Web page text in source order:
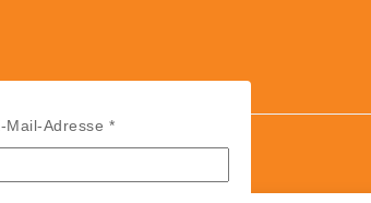
Mail-Adresse *Erforderlich